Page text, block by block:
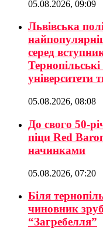
05.08.2026, 09:09
Львівська
серед
університети
05.08.2026, 08:08
До свого 50-
піци Red
начинками
05.08.2026, 07:20
Біля
чиновник
“Загребелля”